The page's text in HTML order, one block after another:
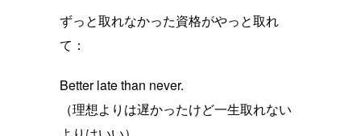
ずっと取れなかった資格がやっと取れ
て：
Better late than never.
（理想よりは遅かったけど一生取れない